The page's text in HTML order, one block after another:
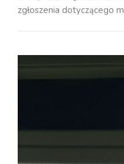
zgłoszenia dotyczącego